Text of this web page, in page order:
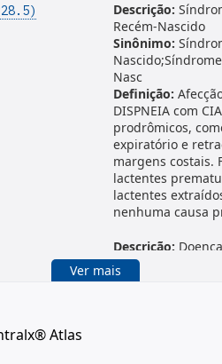
Descrição:
Recém-Nascido
Sinônimo:
Nasc
Definição:
DISPNEIA com
prodrômicos,
expiratório e
margens costais.
lactentes
lactentes
nenhuma causa
Descrição:
Definição:
recém-nascidos,
Ver mais
Atlas